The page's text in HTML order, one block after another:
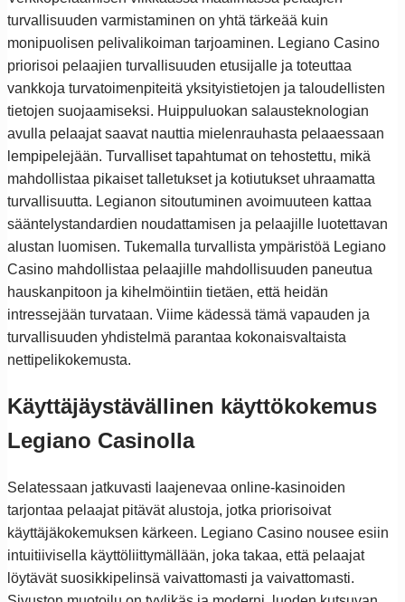
turvallisuuden varmistaminen on yhtä tärkeää kuin
monipuolisen pelivalikoiman tarjoaminen. Legiano Casino
priorisoi pelaajien turvallisuuden etusijalle ja toteuttaa
vankkoja turvatoimenpiteitä yksityistietojen ja taloudellisten
tietojen suojaamiseksi. Huippuluokan salausteknologian
avulla pelaajat saavat nauttia mielenrauhasta pelaaessaan
lempipelejään. Turvalliset tapahtumat on tehostettu, mikä
mahdollistaa pikaiset talletukset ja kotiutukset uhraamatta
turvallisuutta. Legianon sitoutuminen avoimuuteen kattaa
sääntelystandardien noudattamisen ja pelaajille luotettavan
alustan luomisen. Tukemalla turvallista ympäristöä Legiano
Casino mahdollistaa pelaajille mahdollisuuden paneutua
hauskanpitoon ja kihelmöintiin tietäen, että heidän
intressejään turvataan. Viime kädessä tämä vapauden ja
turvallisuuden yhdistelmä parantaa kokonaisvaltaista
nettipelikokemusta.
Käyttäjäystävällinen käyttökokemus
Legiano Casinolla
Selatessaan jatkuvasti laajenevaa online-kasinoiden
tarjontaa pelaajat pitävät alustoja, jotka priorisoivat
käyttäjäkokemuksen kärkeen. Legiano Casino nousee esiin
intuitiivisella käyttöliittymällään, joka takaa, että pelaajat
löytävät suosikkipelinsä vaivattomasti ja vaivattomasti.